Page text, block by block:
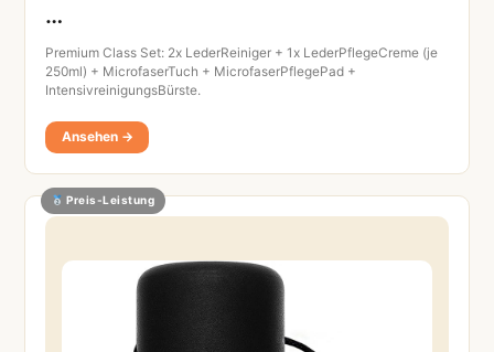
…
Premium Class Set: 2x LederReiniger + 1x LederPflegeCreme (je
250ml) + MicrofaserTuch + MicrofaserPflegePad +
IntensivreinigungsBürste.
Ansehen →
Preis-Leistung